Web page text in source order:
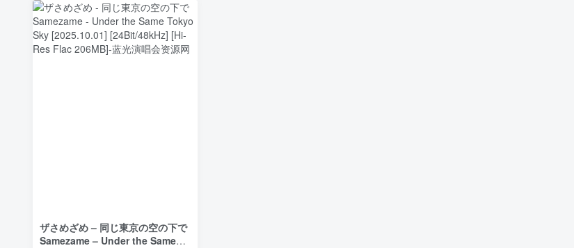
ザさめざめ – 同じ東京の空の下で
Samezame – Under the Same